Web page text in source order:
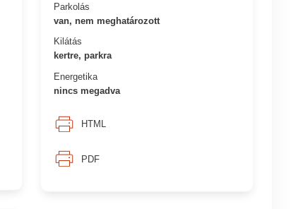
Parkolás
van, nem meghatározott
Kilátás
kertre, parkra
Energetika
nincs megadva
HTML
PDF